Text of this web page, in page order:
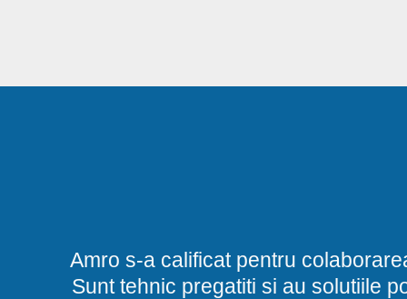
Amro s-a calificat pentru
Sunt tehnic pregatiti si au solutiile